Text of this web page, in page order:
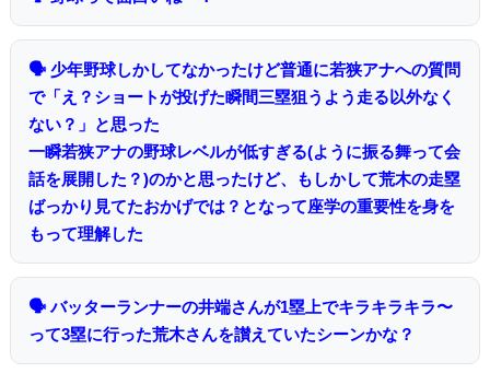
🗣 少年野球しかしてなかったけど普通に若狭アナへの質問
で「え？ショートが投げた瞬間三塁狙うよう走る以外なく
ない？」と思った
一瞬若狭アナの野球レベルが低すぎる(ように振る舞って会
話を展開した？)のかと思ったけど、もしかして荒木の走塁
ばっかり見てたおかげでは？となって座学の重要性を身を
もって理解した
🗣 バッターランナーの井端さんが1塁上でキラキラキラ〜
って3塁に行った荒木さんを讃えていたシーンかな？